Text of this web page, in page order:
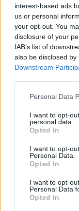
interest-based ads
us or personal
your opt-out. You
disclosure of your
IAB’s list of
also be disclosed
Downstream
Personal Data
I want to opt-
personal data.
Opted In
I want to opt-
Personal Data.
Opted In
I want to opt-
Personal Data
Opted In
Procurorul
pensionează
1